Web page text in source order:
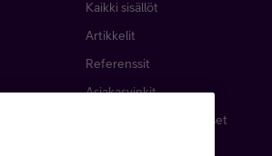
Kaikki sisällöt
Artikkelit
Referenssit
Asiakasvinkit
Webinaarit ja koulutukset